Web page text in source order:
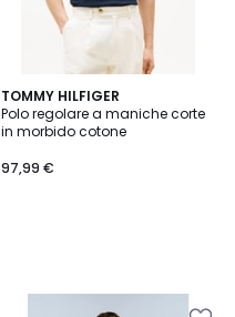
TOMMY HILFIGER
Polo regolare a maniche corte
in morbido cotone
97,99 €